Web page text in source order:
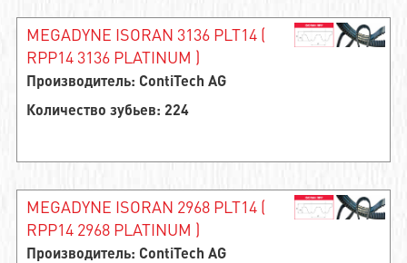
MEGADYNE ISORAN 3136 PLT14 (
RPP14 3136 PLATINUM )
Производитель: ContiTech AG
Количество зубьев: 224
MEGADYNE ISORAN 2968 PLT14 (
RPP14 2968 PLATINUM )
Производитель: ContiTech AG